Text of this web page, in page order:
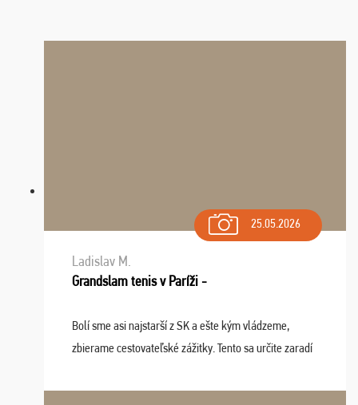
25.05.2026
Ladislav M.
Grandslam tenis v Paríži -
Bolí sme asi najstarší z SK a ešte kým vládzeme,
zbierame cestovateľské zážitky. Tento sa určite zaradí
osudu - pohodový šefík Meďo, dobrá parti ...